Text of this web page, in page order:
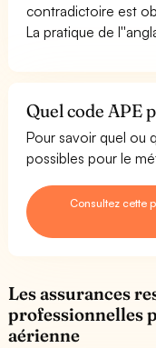
contradictoire est
La pratique de
Quel code APE
Pour savoir quel ou
possibles pour le
Consultez cette
Les assurances
professionnelles
aérienne